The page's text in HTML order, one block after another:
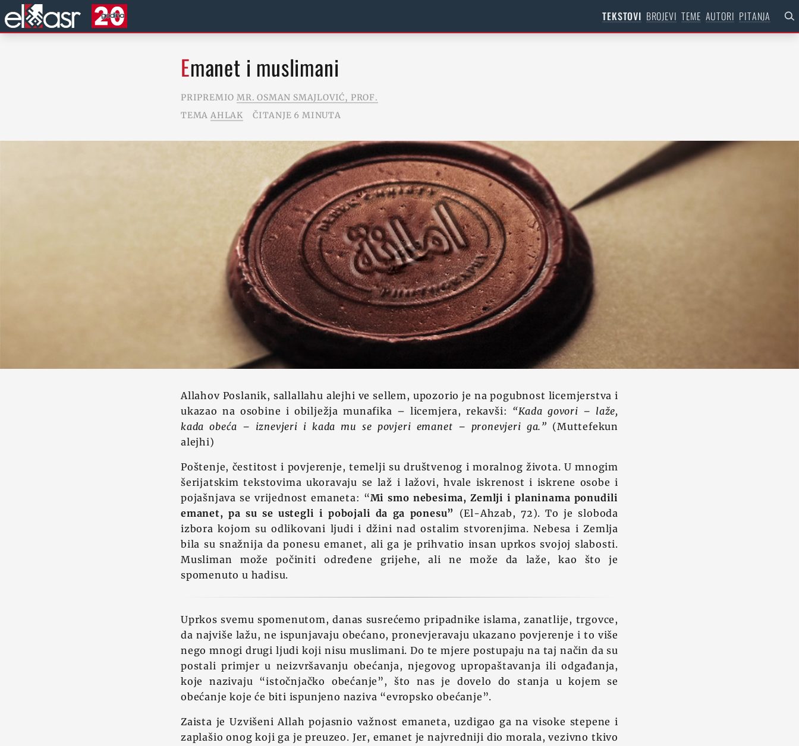
TEKSTOVI BROJEVI TEME AUTORI PITANJA
Emanet i muslimani
PRIPREMIO MR. OSMAN SMAJLOVIĆ, PROF.
TEMA AHLAK ČITANJE 6 MINUTA
Allahov Poslanik, sallallahu alejhi ve sellem, upozorio je na pogubnost licemjerstva i
ukazao na osobine i obilježja munafika – licemjera, rekavši: “Kada govori – laže,
kada obeća – iznevjeri i kada mu se povjeri emanet – pronevjeri ga.” (Muttefekun
alejhi)
Poštenje, čestitost i povjerenje, temelji su društvenog i moralnog života. U mnogim
šerijatskim tekstovima ukoravaju se laž i lažovi, hvale iskrenost i iskrene osobe i
pojašnjava se vrijednost emaneta: “Mi smo nebesima, Zemlji i planinama ponudili
emanet, pa su se ustegli i pobojali da ga ponesu”
(El-Ahzab, 72). To je sloboda
izbora kojom su odlikovani ljudi i džini nad ostalim stvorenjima. Nebesa i Zemlja
bila su snažnija da ponesu emanet, ali ga je prihvatio insan uprkos svojoj slabosti.
Musliman može počiniti određene grijehe, ali ne može da laže, kao što je
spomenuto u hadisu.
Uprkos svemu spomenutom, danas susrećemo pripadnike islama, zanatlije, trgovce,
da najviše lažu, ne ispunjavaju obećano, pronevjeravaju ukazano povjerenje i to više
nego mnogi drugi ljudi koji nisu muslimani. Do te mjere postupaju na taj način da su
postali primjer u neizvršavanju obećanja, njegovog upropaštavanja ili odgađanja,
koje nazivaju “istočnjačko obećanje”, što nas je dovelo do stanja u kojem se
obećanje koje će biti ispunjeno naziva “evropsko obećanje”.
Zaista je Uzvišeni Allah pojasnio važnost emaneta, uzdigao ga na visoke stepene i
zaplašio onog koji ga je preuzeo. Jer, emanet je najvredniji dio morala, vezivno tkivo